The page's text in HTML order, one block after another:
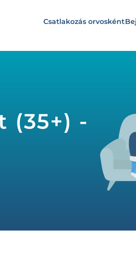
Csatlakozás orvosként
(35+) -